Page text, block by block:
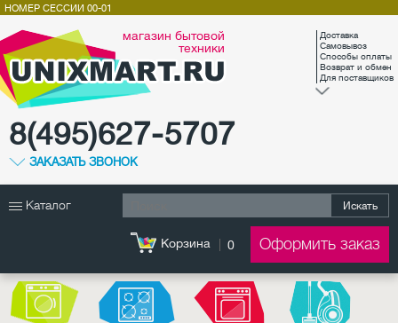
магазин бытовой
техники
8(495)627-5707
ЗАКАЗАТЬ ЗВОНОК
Доставка
Самовывоз
Способы оплаты
Возврат и обмен
Для поставщиков
НОМЕР СЕССИИ 00-01
Каталог Искать
Корзина 0 Оформить заказ